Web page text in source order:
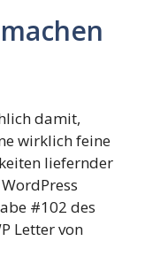
damit,
wirklich feine
liefernder
#102 des
Letter von